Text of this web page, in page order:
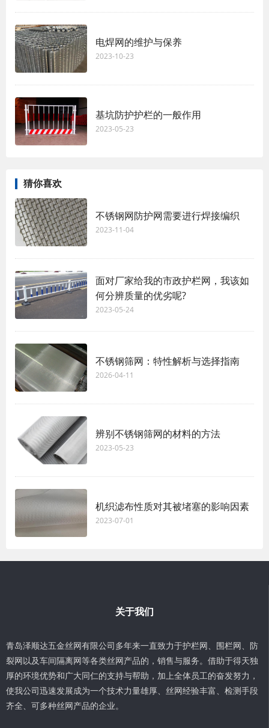
电焊网的维护与保养
2023-10-23
基坑防护护栏的一般作用
2023-05-23
猜你喜欢
不锈钢网防护网需要进行焊接编织
2023-11-04
面对厂家给我的市政护栏网，我该如
何分辨质量的优劣呢?
2023-05-24
不锈钢筛网：特性解析与选择指南
2026-04-11
辨别不锈钢筛网的材料的方法
2023-05-23
机织滤布性质对其被堵塞的影响因素
2023-07-01
关于我们
青岛泽顺达五金丝网有限公司多年来一直致力于护栏网、围栏网、防
裂网以及车间隔离网等各类丝网产品的，销售与服务。借助于得天独
厚的环境优势和广大同仁的支持与帮助，加上全体员工的奋发努力，
使我公司迅速发展成为一个技术力量雄厚、丝网经验丰富、检测手段
齐全、可多种丝网产品的企业。